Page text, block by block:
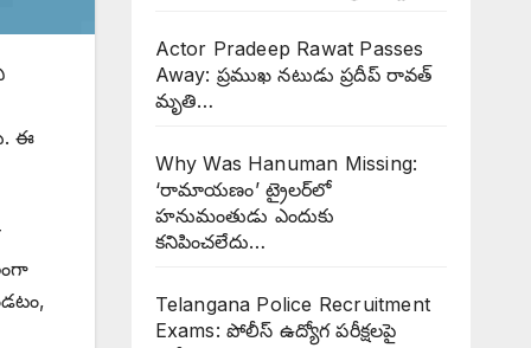
ఈ
Actor Pradeep Rawat Passes
Away: ప్రముఖ నటుడు ప్రదీప్ రావత్
మృతి…
Why Was Hanuman Missing:
‘రామాయణం’ ట్రైలర్‌లో
హనుమంతుడు ఎందుకు
కనిపించలేదు…
Telangana Police Recruitment
Exams: పోలీస్ ఉద్యోగ పరీక్షలపై